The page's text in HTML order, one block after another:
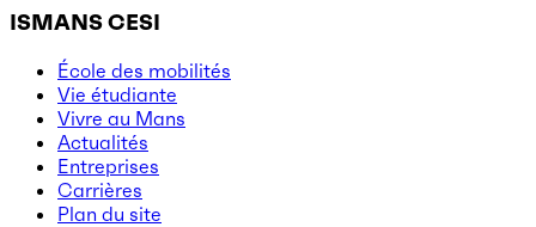
ISMANS CESI
École des mobilités
Vie étudiante
Vivre au Mans
Actualités
Entreprises
Carrières
Plan du site